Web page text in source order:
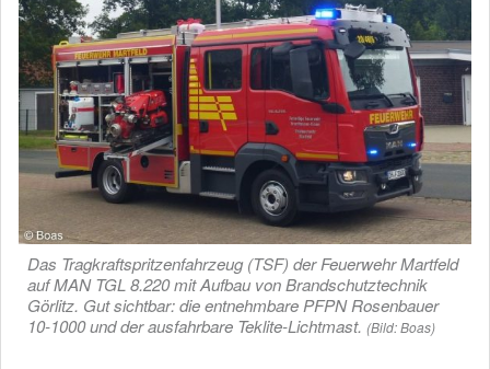
Das Tragkraftspritzenfahrzeug (TSF) der Feuerwehr Martfeld
auf MAN TGL 8.220 mit Aufbau von Brandschutztechnik
Görlitz. Gut sichtbar: die entnehmbare PFPN Rosenbauer
10-1000 und der ausfahrbare Teklite-Lichtmast. (Bild: Boas)